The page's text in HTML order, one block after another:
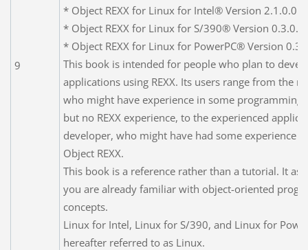
9
* Object REXX for Linux for Intel® Version 2.1.0.0
* Object REXX for Linux for S/390® Version 0.3.0.0
* Object REXX for Linux for PowerPC® Version
This book is intended for people who plan to
applications using REXX. Its users range from the
who might have experience in some programming
but no REXX experience, to the experienced
developer, who might have had some experience
Object REXX.
This book is a reference rather than a tutorial. It
you are already familiar with object-oriented
concepts.
Linux for Intel, Linux for S/390, and Linux for
hereafter referred to as Linux.